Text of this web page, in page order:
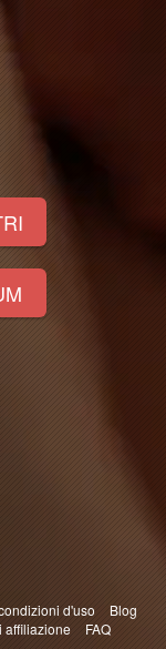
d'uso
Blog
affiliazione FAQ